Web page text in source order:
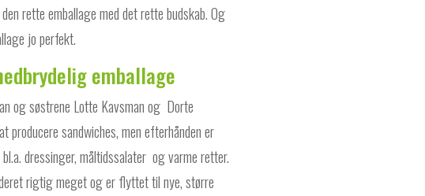
rette emballage med det rette budskab. Og
jo perfekt.
emballage
og søstrene Lotte Kavsman og Dorte
producere sandwiches, men efterhånden er
dressinger, måltidssalater og varme retter.
rigtig meget og er flyttet til nye, større